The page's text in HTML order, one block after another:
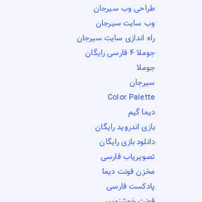
طراحی وب سیرجان
وب سایت سیرجان
راه اندازی سایت سیرجان
جوملا 4 فارسی رایگان
جوملا
سیرجان
Color Palette
دیما گیم
بازی اندروید رایگان
دانلود بازی رایگان
تصویریاب فارسی
مخزن فونت دیما
پادکست فارسی